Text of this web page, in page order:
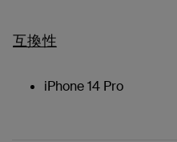
互換性
iPhone 14 Pro